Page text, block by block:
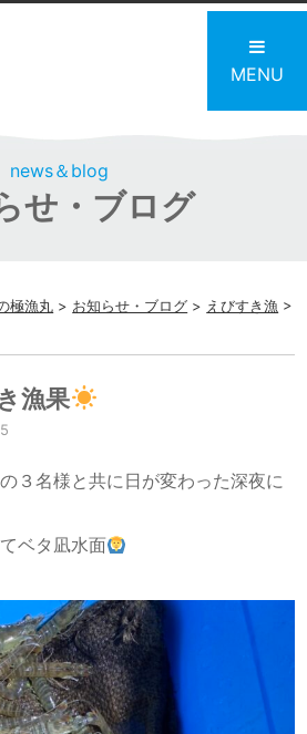
MENU
news＆blog
せ・ブログ
極漁丸 > お知らせ・ブログ > えびすき漁 >
漁果
３名様と共に日が変わった深夜に
ベタ凪水面